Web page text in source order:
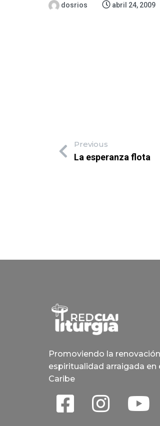
dosrios abril 24, 2009
Previous
La esperanza flota
Promoviendo la
espiritualidad arraigada en
Caribe